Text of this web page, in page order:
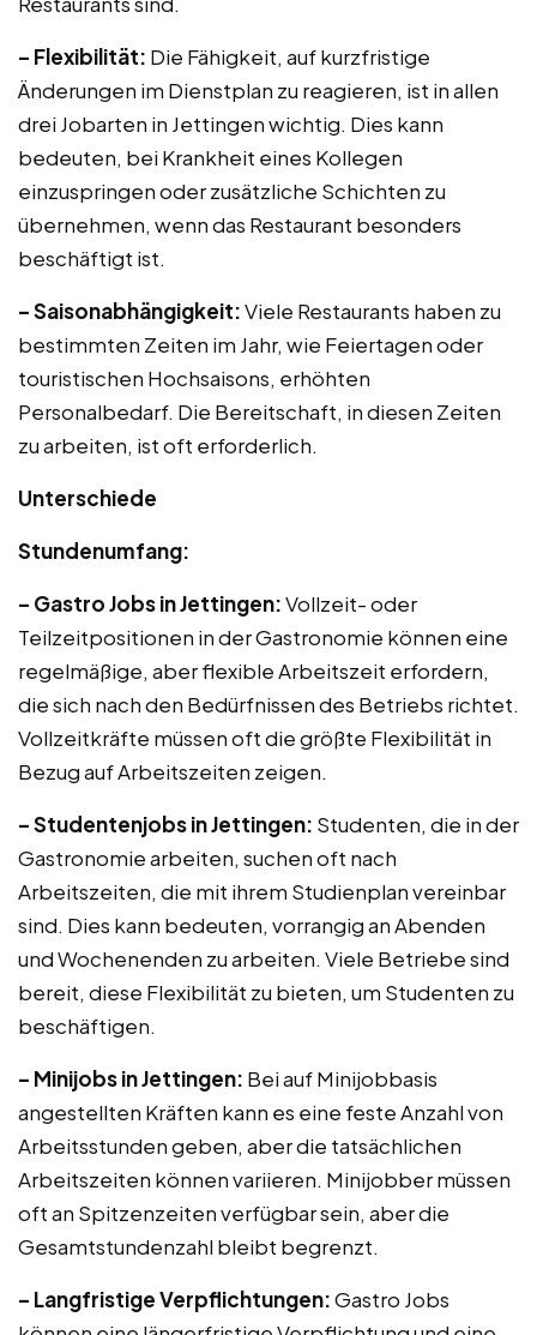
– Flexibilität: Die Fähigkeit, auf kurzfristige
Änderungen im Dienstplan zu reagieren, ist in allen
drei Jobarten in Jettingen wichtig. Dies kann
bedeuten, bei Krankheit eines Kollegen
einzuspringen oder zusätzliche Schichten zu
übernehmen, wenn das Restaurant besonders
beschäftigt ist.
– Saisonabhängigkeit:Viele Restaurants haben zu
bestimmten Zeiten im Jahr, wie Feiertagen oder
touristischen Hochsaisons, erhöhten
Personalbedarf. Die Bereitschaft, in diesen Zeiten
zu arbeiten, ist oft erforderlich.
Unterschiede
Stundenumfang:
– Gastro Jobs in Jettingen:Vollzeit- oder
Teilzeitpositionen in der Gastronomie können eine
regelmäßige, aber flexible Arbeitszeit erfordern,
die sich nach den Bedürfnissen des Betriebs richtet.
Vollzeitkräfte müssen oft die größte Flexibilität in
Bezug auf Arbeitszeiten zeigen.
– Studentenjobs in Jettingen: Studenten, die in der
Gastronomie arbeiten, suchen oft nach
Arbeitszeiten, die mit ihrem Studienplan vereinbar
sind. Dies kann bedeuten, vorrangig an Abenden
und Wochenenden zu arbeiten. Viele Betriebe sind
bereit, diese Flexibilität zu bieten, um Studenten zu
beschäftigen.
– Minijobs in Jettingen: Bei auf Minijobbasis
angestellten Kräften kann es eine feste Anzahl von
Arbeitsstunden geben, aber die tatsächlichen
Arbeitszeiten können variieren. Minijobber müssen
oft an Spitzenzeiten verfügbar sein, aber die
Gesamtstundenzahl bleibt begrenzt.
– Langfristige Verpflichtungen:Gastro Jobs